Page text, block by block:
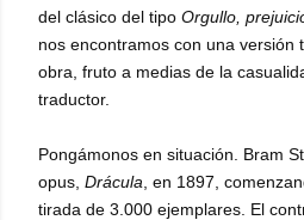
del clásico del tipo Orgullo,
nos encontramos con una versión
obra, fruto a medias de la
traductor.
Pongámonos en situación. Bram
opus, Drácula , en 1897,
tirada de 3.000 ejemplares. El